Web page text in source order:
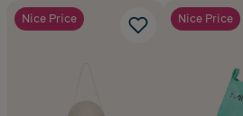
Nice Price Nice Price